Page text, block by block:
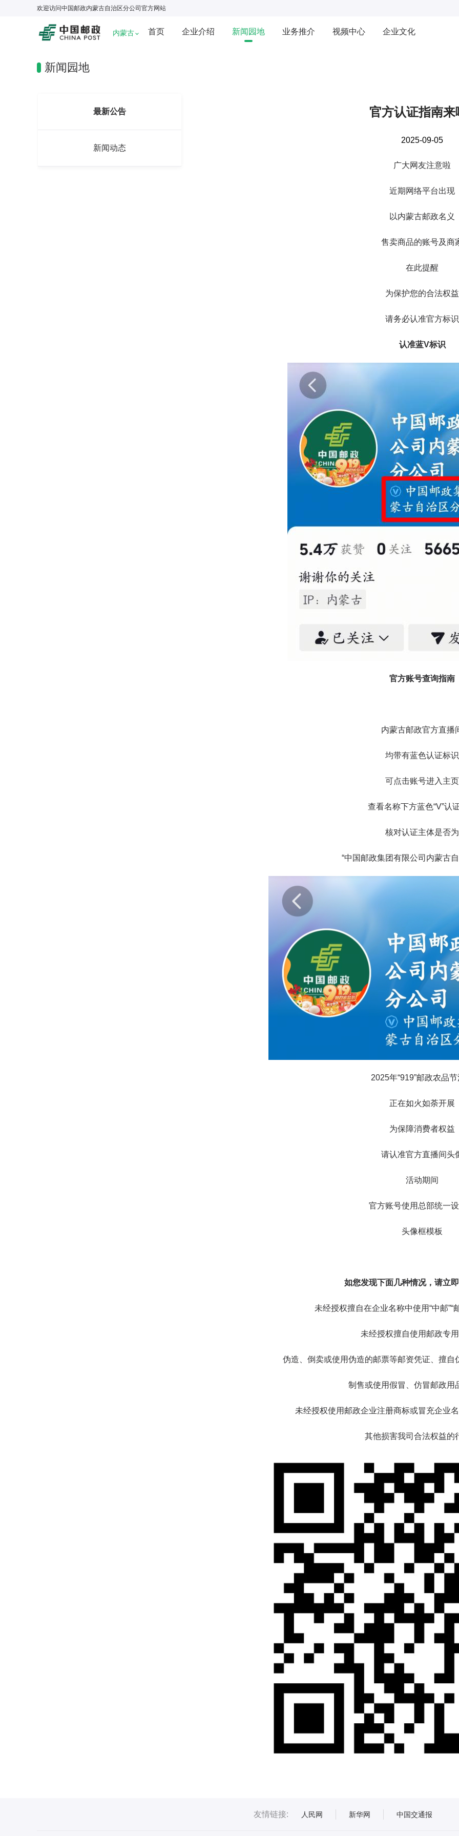
欢迎访问中国邮政内蒙古自治区分公司 官方网站
内蒙古 首页 企业介绍 新闻园地 业务推介 视频中心 企业文化
新闻园地
最新公告
新闻动态
官方认证指南来
2025-09-05
广大网友注意啦
近期网络平台出现
以内蒙古邮政名义
售卖商品的账号及商
在此提醒
为保护您的合法权益
请务必认准官方标识
认准蓝V标识
官方账号查询指南
内蒙古邮政官方直播
均带有蓝色认证标识
可点击账号进入主页
查看名称下方蓝色“V”认
核对认证主体是否为
“中国邮政集团有限公司内蒙古
2025年“919”邮政农品
正在如火如荼开展
为保障消费者权益
请认准官方直播间头
活动期间
官方账号使用总部统一
头像框模板
如您发现下面几种情况，请立
未经授权擅自在企业名称中使用“中邮”“
未经授权擅自使用邮政专
伪造、倒卖或使用伪造的邮票等邮资凭证、擅自
制售或使用假冒、仿冒邮政用
未经授权使用邮政企业注册商标或冒充企业
其他损害我司合法权益的
友情链接: 人民网 新华网 中国交通报